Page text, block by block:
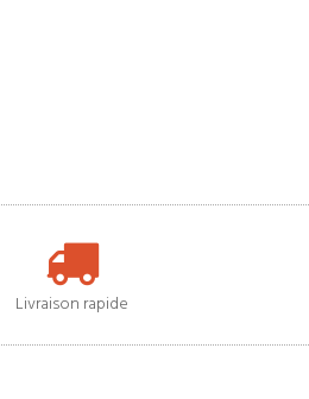
Livraison rapide